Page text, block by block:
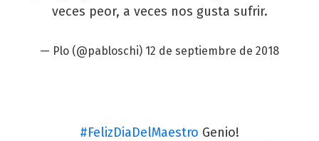
veces peor, a veces nos gusta sufrir.
— Plo (@pabloschi) 12 de septiembre de 2018
#FelizDiaDelMaestro Genio!